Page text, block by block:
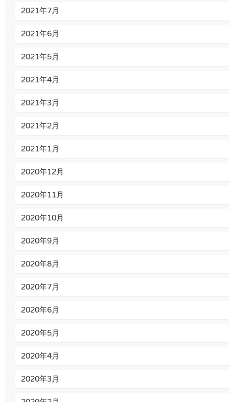
2021年7月
2021年6月
2021年5月
2021年4月
2021年3月
2021年2月
2021年1月
2020年12月
2020年11月
2020年10月
2020年9月
2020年8月
2020年7月
2020年6月
2020年5月
2020年4月
2020年3月